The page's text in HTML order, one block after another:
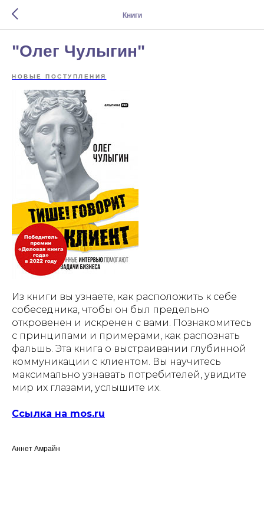
Книги
"Олег Чулыгин"
НОВЫЕ ПОСТУПЛЕНИЯ
Из книги вы узнаете, как расположить к себе
собеседника, чтобы он был предельно
откровенен и искренен с вами. Познакомитесь
с принципами и примерами, как распознать
фальшь. Эта книга о выстраивании глубинной
коммуникации с клиентом. Вы научитесь
максимально узнавать потребителей, увидите
мир их глазами, услышите их.
Ссылка на mos.ru
Аннет Амрайн